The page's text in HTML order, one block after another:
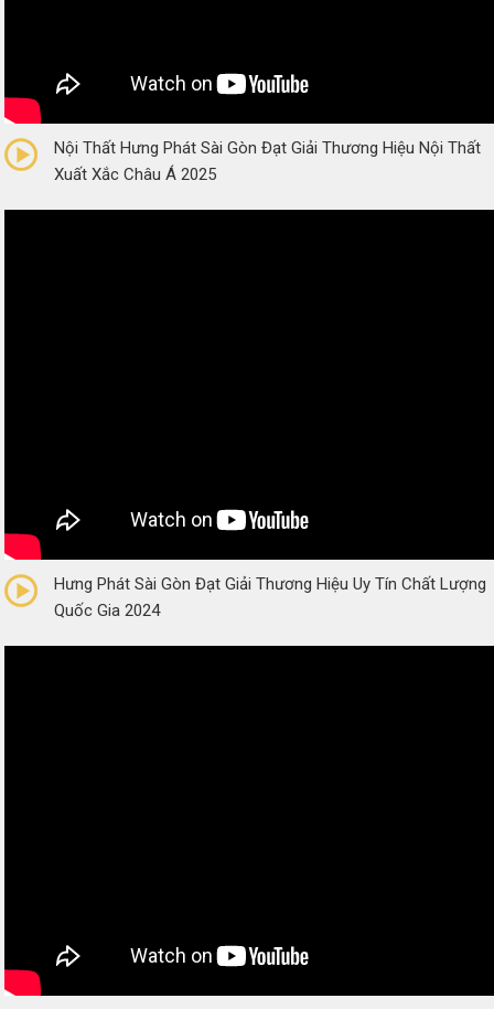
(0 Reviews)
Nội Thất Hưng Phát Sài Gòn Đạt Giải Thương Hiệu Nội Thất
Xuất Xắc Châu Á 2025
(0 Reviews)
Hưng Phát Sài Gòn Đạt Giải Thương Hiệu Uy Tín Chất Lượng
Quốc Gia 2024
(0 Reviews)